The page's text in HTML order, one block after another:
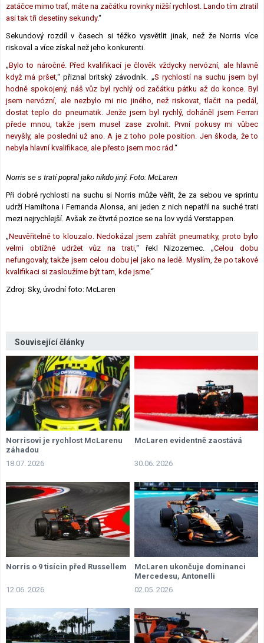
zatáčce mimo trať, máte na začátku rovinky nižší rychlost. Lando tím ztratil
asi tak tři desetiny sekundy.“
Sekundový rozdíl v časech si těžko vysvětlit jinak, než že Norris více
riskoval a více získal než jeho konkurenti.
„Bylo to náročné. Před kvalifikací je člověk vždycky nervózní, ale hlavně
když má pršet,“ přiznal britský závodník. „S rychlostí na suchu jsem byl
hodně spokojený, náš vůz byl rychlý od začátku pátku až do konce. Byl
jsem nervózní, ale nezbylo mi nic jiného, ​​než riskovat, tlačit na pedál,
dostat teplo do pneumatik. Jenže jsem byl rychlý, doháněl jsem Ferrari
přede mnou, takže jsem musel zase zvolnit. První pokusy mi vůbec
nevyšly, ale poslední už ano. A je z toho pole position. Jen škoda, že to
nebyla hlavní kvalifikace, ale přesto jsem moc rád.“
Norris se s tratí popral jako nikdo jiný. Foto: McLaren
Při dobré rychlosti na suchu si Norris může věřit, že za sebou ve sprintu
udrží Hamiltona i Fernanda Alonsa, ani jeden z nich nepatřil na suché trati
mezi nejrychlejší. Avšak ze čtvrté pozice se na lov vydá Verstappen.
„Neuvěřitelně to klouzalo. Nedokázal jsem zahřát pneumatiky, proto bylo
velmi obtížné udržet vůz na trati,“ řekl Nizozemec. „Celou dobu
nefungovaly, takže jsem celou dobu jel jako na ledě. Myslím, že po takové
kvalifikaci si zasloužíme být tam, kde jsme.“
Zdroj: Sky, úvodní foto: McLaren
Související články
Norrisovi je rychlost McLarenu
záhadou
18.07. 2026
McLaren evidentně zaostává
30.06. 2026
Norris o 9 tisícin před Russellem
12.06. 2026
McLaren ukončuje dominanci
Mercedesu, Antonelli
penalizován
02.05. 2026